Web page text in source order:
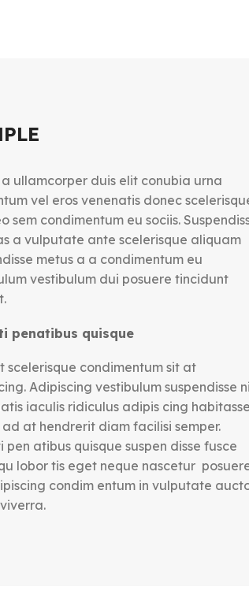
a ullamcorper duis elit conubia urna
vel eros venenatis donec
sem condimentum eu sociis.
a vulputate ante scelerisque aliquam
metus a a condimentum eu
vestibulum dui posuere tincidunt
penatibus quisque
scelerisque condimentum sit at
Adipiscing vestibulum suspendisse
iaculis ridiculus adipis cing habitasse
ad at hendrerit diam facilisi semper.
pen atibus quisque suspen disse fusce
lobor tis eget neque nascetur
condim entum in vulputate